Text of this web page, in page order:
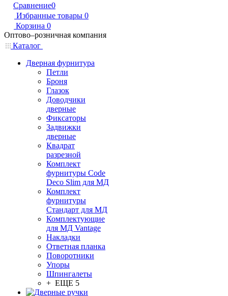
Сравнение0
Избранные товары 0
Корзина 0
Оптово–розничная компания
Каталог
Дверная фурнитура
Петли
Броня
Глазок
Доводчики
дверные
Фиксаторы
Задвижки
дверные
Квадрат
разрезной
Комплект
фурнитуры Code
Deco Slim для МД
Комплект
фурнитуры
Стандарт для МД
Комплектующие
для МД Vantage
Накладки
Ответная планка
Поворотники
Упоры
Шпингалеты
+ ЕЩЕ 5